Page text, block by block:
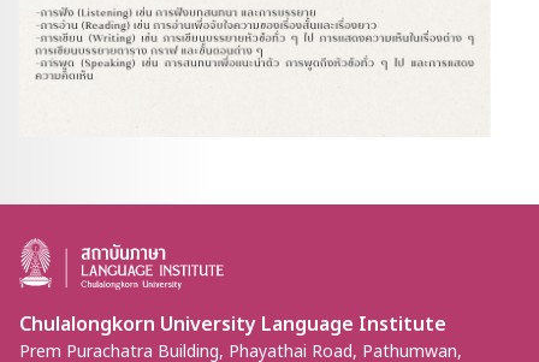
Chulalongkorn University Language Institute
Prem Purachatra Building, Phayathai Road, Pathumwan,